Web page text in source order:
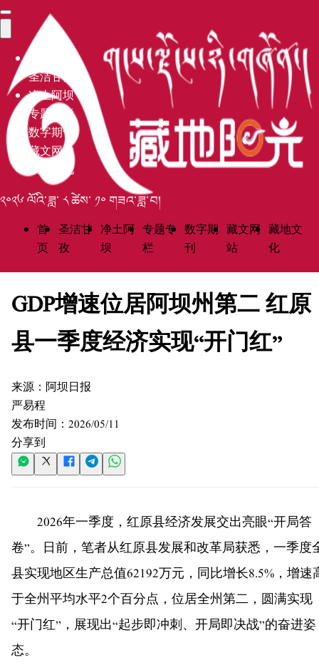
圣洁甘孜
净土阿坝
专题专栏
数字期刊
藏文网站
藏地文化
༢༠༢༦ ལོའི་ཟླ་ ༨ ཚེས་ ༡༠ གཟའ་ཟླ་བ།
首
页
圣洁甘
孜
净土阿
坝
专题专
栏
数字期
刊
藏文网
站
藏地文
化
GDP增速位居阿坝州第二 红原
县一季度经济实现“开门红”
来源： 阿坝日报
严易程
发布时间： 2026/05/11
分享到
2026年一季度，红原县经济发展交出亮眼“开局答
卷”。日前，笔者从红原县发展和改革局获悉，一季度
县实现地区生产总值62192万元，同比增长8.5%，增速
于全州平均水平2个百分点，位居全州第二，圆满实现
“开门红”，展现出“起步即冲刺、开局即决战”的奋进姿
态。